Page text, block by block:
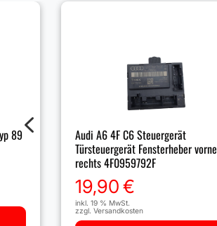
89
Audi A6 4F C6 Steuergerät
Türsteuergerät Fensterheber vorne
rechts 4F0959792F
19,90€
inkl. 19 % MwSt.
zzgl. Versandkosten
4